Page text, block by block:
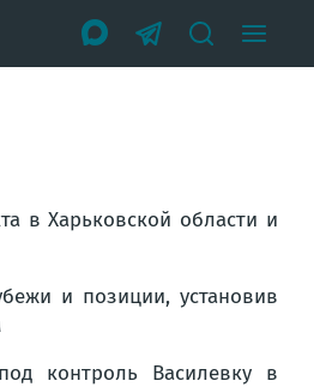
в Харьковской области и
и позиции, установив
контроль Василевку в